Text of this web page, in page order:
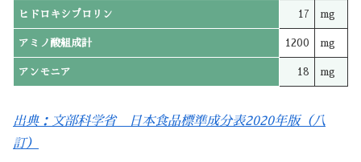
ヒドロキシプロリン 17 mg
アミノ酸組成計 1200 mg
アンモニア 18 mg
出典：文部科学省 日本食品標準成分表2020年版（八
訂）